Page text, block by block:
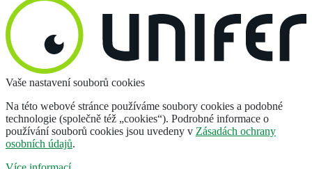
Vaše nastavení souborů cookies
Na této webové stránce používáme soubory cookies a podobné
technologie (společně též „cookies“). Podrobné informace o
používání souborů cookies jsou uvedeny v Zásadách ochrany
osobních údajů.